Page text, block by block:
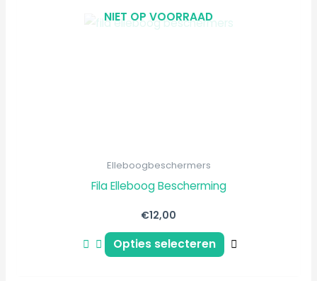
NIET OP VOORRAAD
Elleboogbeschermers
Fila Elleboog Bescherming
€12,00
Opties selecteren